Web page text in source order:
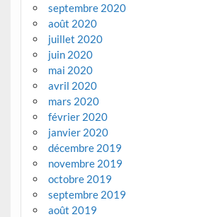
septembre 2020
août 2020
juillet 2020
juin 2020
mai 2020
avril 2020
mars 2020
février 2020
janvier 2020
décembre 2019
novembre 2019
octobre 2019
septembre 2019
août 2019